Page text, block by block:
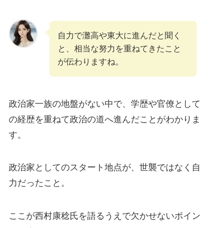
自力で灘高や東大に進んだと聞く
と、相当な努力を重ねてきたこと
が伝わりますね。
政治家一族の地盤がない中で、学歴や官僚として
の経歴を重ねて政治の道へ進んだことがわかりま
す。
政治家としてのスタート地点が、世襲ではなく自
力だったこと。
ここが西村康稔氏を語るうえで欠かせないポイン